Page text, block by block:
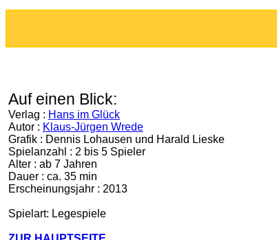
Auf einen Blick:
Verlag : Hans im Glück
Autor : Klaus-Jürgen Wrede
Grafik : Dennis Lohausen und Harald Lieske
Spielanzahl : 2 bis 5 Spieler
Alter : ab 7 Jahren
Dauer : ca. 35 min
Erscheinungsjahr : 2013
Spielart: Legespiele